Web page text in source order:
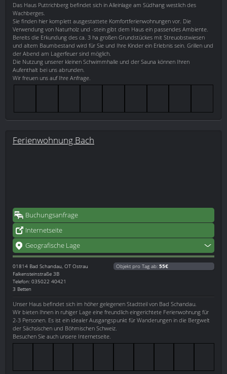
Das Haus Puttrichberg befindet sich in Alleinlage am Südhang westlich des
Wachberges.
Sie finden hier komplett ausgestattete Komfortferienwohnungen vor. Die
Verwendung von Naturholz und -stein gibt dem Haus ein passendes Ambiente.
Bereits die Erkundung des ca. 3 ha großen Grundstückes mit Streuobstwiesen
und altem Baumbestand wird für Sie und Ihre Kinder ein Erlebnis sein. Grillen und
der Abend am Lagerfeuer sind möglich.
Die Nutzung unserer kleinen Schwimmhalle und der Sauna können Ihren
Aufenthalt bei uns abrunden.
Wir freuen uns auf Ihre Anfrage.
Ferienwohnung Bach
Buchungsanfrage
Internetseite
Geografische Lage
01814 Bad Schandau, OT Ostrau
Falkensteinstraße 3B
Telefon: 035022 40421
3 Betten
Objekt pro Tag ab: 55€
Unser Haus befindet sich im höher gelegenen Stadtteil von Bad Schandau.
Wir bieten Ihnen in ruhiger Lage eine freundlich eingerichtete Ferienwohnung für
2-3 Personen. Es ist ein idealer Ausgangspunkt für Wanderungen in die Bergwelt
der Sächsischen und Böhmischen Schweiz.
Besuchen Sie auch unsere Internetseite.